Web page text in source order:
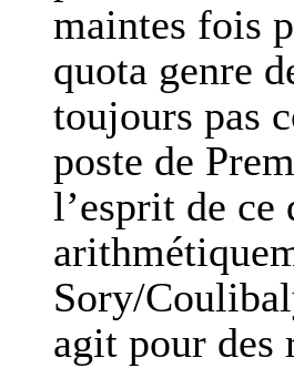
maintes fois
quota genre
toujours pas
poste de
l’esprit de ce
Sory/
agit pour des